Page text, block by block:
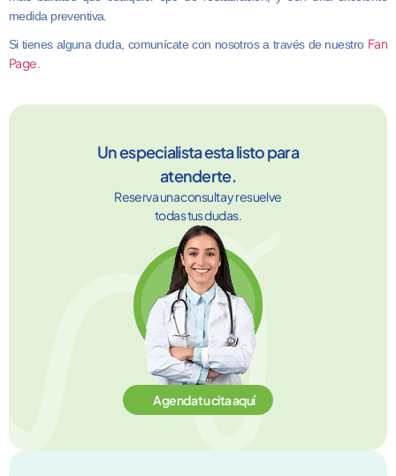
medida preventiva.
Si tienes alguna duda, comunícate con nosotros a través de nuestro Fan
Page.
Un especialista esta listo para
atenderte.
Reserva una consulta y resuelve
todas tus dudas.
Agenda tu cita aquí